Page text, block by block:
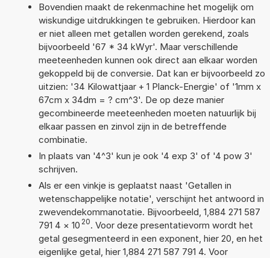
Bovendien maakt de rekenmachine het mogelijk om
wiskundige uitdrukkingen te gebruiken. Hierdoor kan
er niet alleen met getallen worden gerekend, zoals
bijvoorbeeld '67 * 34 kWyr'. Maar verschillende
meeteenheden kunnen ook direct aan elkaar worden
gekoppeld bij de conversie. Dat kan er bijvoorbeeld zo
uitzien: '34 Kilowattjaar + 1 Planck-Energie' of '1mm x
67cm x 34dm = ? cm^3'. De op deze manier
gecombineerde meeteenheden moeten natuurlijk bij
elkaar passen en zinvol zijn in de betreffende
combinatie.
In plaats van '4^3' kun je ook '4 exp 3' of '4 pow 3'
schrijven.
Als er een vinkje is geplaatst naast 'Getallen in
wetenschappelijke notatie', verschijnt het antwoord in
zwevendekommanotatie. Bijvoorbeeld, 1,884 271 587
791 4 × 10 20. Voor deze presentatievorm wordt het
getal gesegmenteerd in een exponent, hier 20, en het
eigenlijke getal, hier 1,884 271 587 791 4. Voor